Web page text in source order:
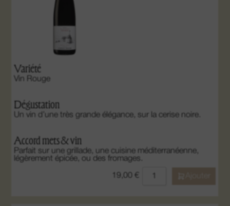
Variété
Vin Rouge
Dégustation
Un vin d’une très grande élégance, sur la cerise noire.
Accord mets & vin
Parfait sur une grillade, une cuisine méditerranéenne,
légèrement épicée, ou des fromages.
19,00 €